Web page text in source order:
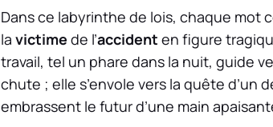
Dans ce labyrinthe de lois, chaque mot
la victime de l’accident en figure
travail, tel un phare dans la nuit, guide
chute ; elle s’envole vers la quête
embrassent le futur d’une main